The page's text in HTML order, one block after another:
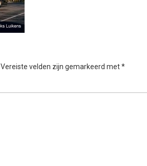
Vereiste velden zijn gemarkeerd met*